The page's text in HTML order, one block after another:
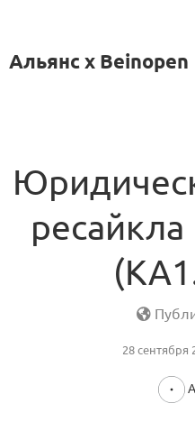
Альянс x Beinopen
ресайкла
28 сентября